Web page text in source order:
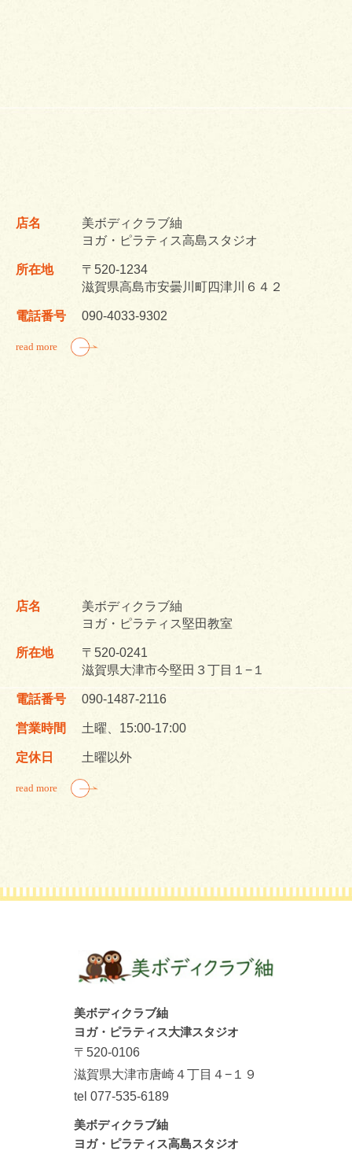
店名
美ボディクラブ紬
ヨガ・ピラティス高島スタジオ
所在地
〒520-1234
滋賀県高島市安曇川町四津川６４２
電話番号 090-4033-9302
read more
店名
美ボディクラブ紬
ヨガ・ピラティス堅田教室
所在地
〒520-0241
滋賀県大津市今堅田３丁目１−１
電話番号 090-1487-2116
営業時間 土曜、15:00-17:00
定休日 土曜以外
read more
美ボディクラブ紬
ヨガ・ピラティス大津スタジオ
〒520-0106
滋賀県大津市唐崎４丁目４−１９
tel 077-535-6189
美ボディクラブ紬
ヨガ・ピラティス高島スタジオ